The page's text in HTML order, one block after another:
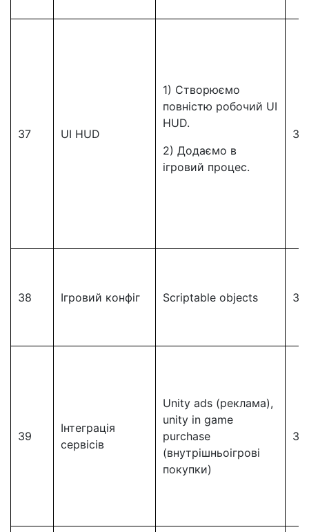
37 UI HUD
1) Створюємо
повністю робочий UI
HUD.
2) Додаємо в
ігровий процес.
37
38 Ігровий конфіг Scriptable objects 38
39
Інтеграція
сервісів
Unity ads (реклама),
unity in game
purchase
(внутрішньоігрові
покупки)
39